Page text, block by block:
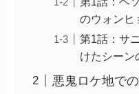
のウォンヒ
第1話：サ
けたシーン
悪鬼ロケ地で